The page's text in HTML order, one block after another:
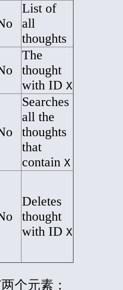
List of
all
thoughts
The
thought
with ID X
Searches
all the
thoughts
that
contain X
Deletes
thought
with ID X
个元素：